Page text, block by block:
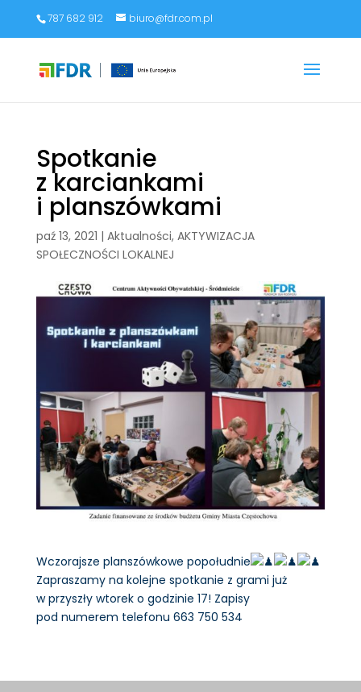
787 682 912 biuro@fdr.com.pl
Spotkanie
z karciankami
i planszówkami
paź 13, 2021 | Aktualności, AKTYWIZACJA
SPOŁECZNOŚCI LOKALNEJ
Wczorajsze planszówkowe popołudnie
Zapraszamy na kolejne spotkanie z grami już
w przyszły wtorek o godzinie 17! Zapisy
pod numerem telefonu 663 750 534